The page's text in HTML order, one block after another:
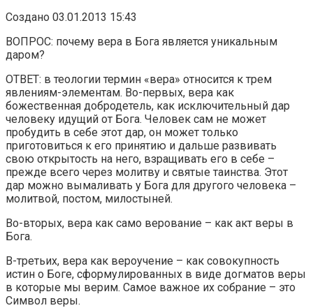
Создано 03.01.2013 15:43
ВОПРОС: почему вера в Бога является уникальным
даром?
ОТВЕТ: в теологии термин «вера» относится к трем
явлениям-элементам. Во-первых, вера как
божественная добродетель, как исключительный дар
человеку идущий от Бога. Человек сам не может
пробудить в себе этот дар, он может только
приготовиться к его принятию и дальше развивать
свою открытость на него, взращивать его в себе –
прежде всего через молитву и святые таинства. Этот
дар можно вымаливать у Бога для другого человека –
молитвой, постом, милостыней.
Во-вторых, вера как само верование – как акт веры в
Бога.
В-третьих, вера как вероучение – как совокупность
истин о Боге, сформулированных в виде догматов веры
в которые мы верим. Самое важное их собрание – это
Символ веры.